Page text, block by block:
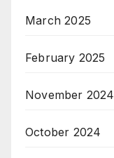
March 2025
February 2025
November 2024
October 2024